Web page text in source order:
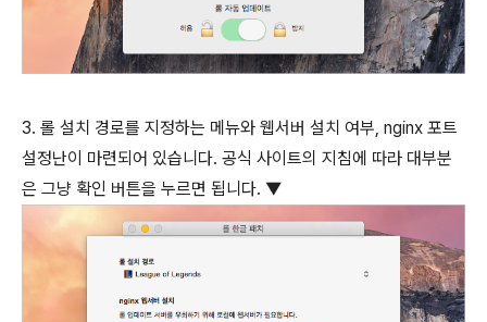
3. 롤 설치 경로를 지정하는 메뉴와 웹서버 설치 여부, nginx 포트
설정난이 마련되어 있습니다. 공식 사이트의 지침에 따라 대부분
은 그냥 확인 버튼을 누르면 됩니다. ▼